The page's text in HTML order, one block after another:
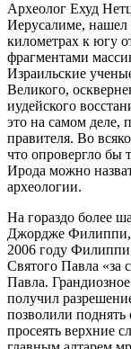
Археолог Ехуд
Иерусалиме, нашел
километрах к югу
фрагментами
Израильские
Великого,
иудейского
это на самом деле,
правителя. Во
что опровергло бы
Ирода можно
археологии.
На гораздо более
Джордже Филиппи,
2006 году Филиппи
Святого Павла «за
Павла.
получил
позволили
просеять верхние